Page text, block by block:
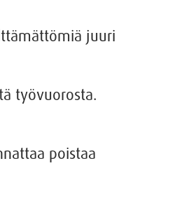
juuri
työvuorosta.
poistaa